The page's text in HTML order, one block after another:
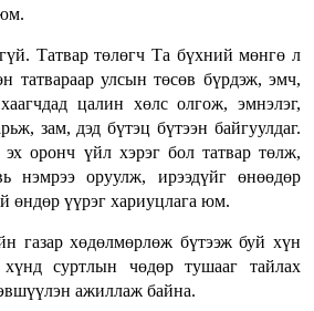
Татвар төлөгч Та бүхний мөнгө л
татвараар улсын төсөв бүрдэж, эмч,
цалин хөлс олгож, эмнэлэг,
зам, дэд бүтэц бүтээн байгуулдаг.
оронч үйл хэрэг бол татвар төлж,
нэмрээ оруулж, ирээдүйг өнөөдөр
өндөр үүрэг хариуцлага юм.
газар хөдөлмөрлөж бүтээж буй хүн
суртлын чөдөр тушааг тайлах
ажиллаж байна.